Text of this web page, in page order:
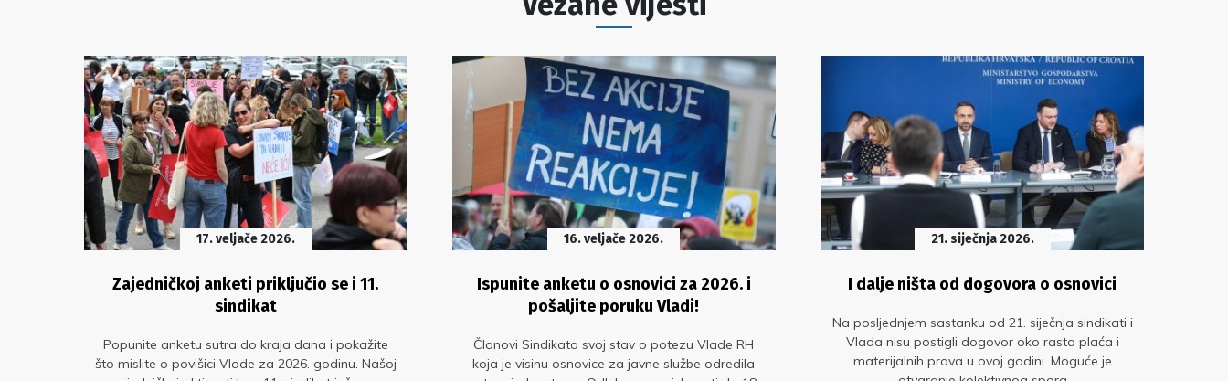
17. veljače 2026.
Zajedničkoj anketi priključio se i 11.
sindikat
Popunite anketu sutra do kraja dana i pokažite
što mislite o povišici Vlade za 2026. godinu. Našoj
16. veljače 2026.
Ispunite anketu o osnovici za 2026. i
pošaljite poruku Vladi!
Članovi Sindikata svoj stav o potezu Vlade RH
koja je visinu osnovice za javne službe odredila
21. siječnja 2026.
I dalje ništa od dogovora o osnovici
Na posljednjem sastanku od 21. siječnja sindikati i
Vlada nisu postigli dogovor oko rasta plaća i
materijalnih prava u ovoj godini. Moguće je